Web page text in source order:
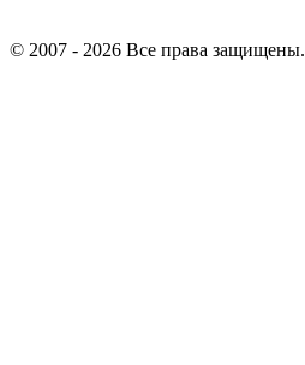
© 2007 - 2026 Все права защищены.